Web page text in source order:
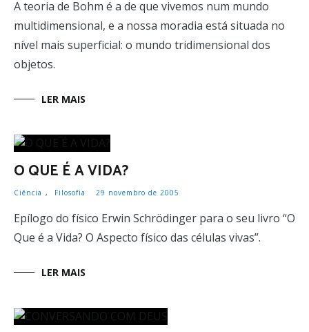
A teoria de Bohm é a de que vivemos num mundo
multidimensional, e a nossa moradia está situada no
nível mais superficial: o mundo tridimensional dos
objetos.
LER MAIS
O QUE É A VIDA?
Ciência , Filosofia 29 novembro de 2005
Epílogo do físico Erwin Schrödinger para o seu livro “O
Que é a Vida? O Aspecto físico das células vivas”.
LER MAIS